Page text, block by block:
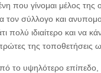
που γίνομαι μέλος
τον σύλλογο και
πολύ ιδιαίτερο και
της τοποθετήσεις
το υψηλότερο